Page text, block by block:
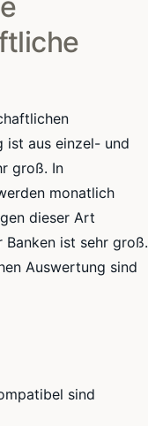
ist aus einzel- und
groß. In
monatlich
dieser Art
ist sehr groß.
Auswertung sind
sind